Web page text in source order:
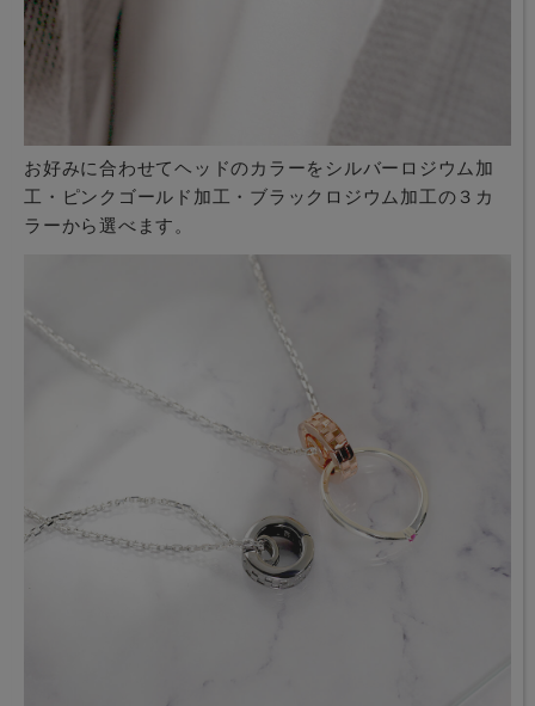
お好みに合わせてヘッドのカラーをシルバーロジウム加
工・ピンクゴールド加工・ブラックロジウム加工の３カ
ラーから選べます。